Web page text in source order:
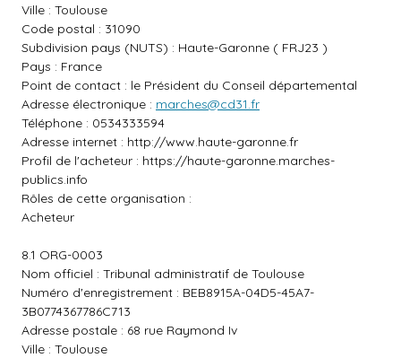
Ville : Toulouse
Code postal : 31090
Subdivision pays (NUTS) : Haute-Garonne ( FRJ23 )
Pays : France
Point de contact : le Président du Conseil départemental
Adresse électronique : marches@cd31.fr
Téléphone : 0534333594
Adresse internet : http://www.haute-garonne.fr
Profil de l'acheteur : https://haute-garonne.marches-
publics.info
Rôles de cette organisation :
Acheteur
8.1 ORG-0003
Nom officiel : Tribunal administratif de Toulouse
Numéro d'enregistrement : BEB8915A-04D5-45A7-
3B0774367786C713
Adresse postale : 68 rue Raymond Iv
Ville : Toulouse